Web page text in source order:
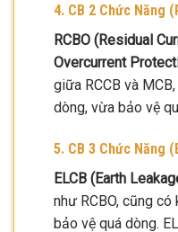
4. CB 2 Chức Năng
RCBO (Residual
Overcurrent
giữa RCCB và
dòng, vừa bảo vệ
5. CB 3 Chức Năng
ELCB (Earth
như RCBO, cũng
bảo vệ quá dòng.